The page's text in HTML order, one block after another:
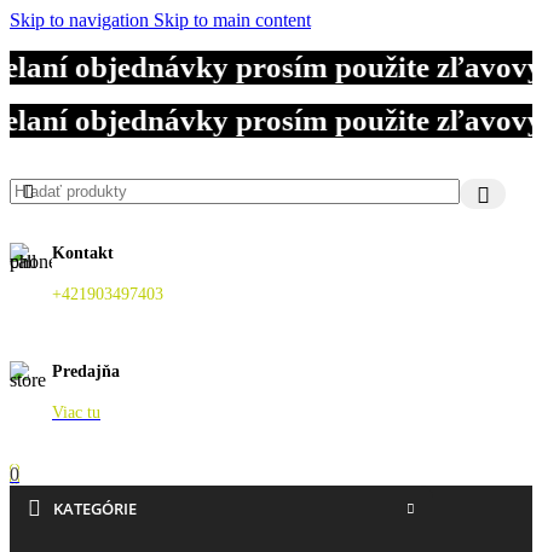
Skip to navigation Skip to main content
objednávky prosím použite zľavový
objednávky prosím použite zľavový
objednávky prosím použite zľavový
Kontakt
+421903497403
Predajňa
Viac tu
0
KATEGÓRIE